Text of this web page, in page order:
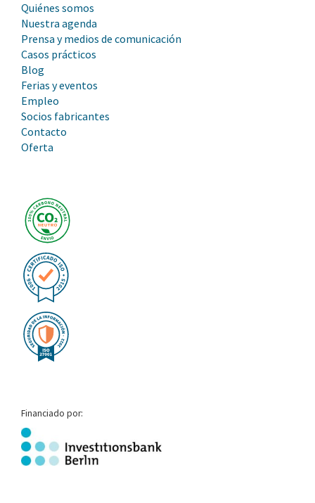
Quiénes somos
Nuestra agenda
Prensa y medios de comunicación
Casos prácticos
Blog
Ferias y eventos
Empleo
Socios fabricantes
Contacto
Oferta
Financiado por: